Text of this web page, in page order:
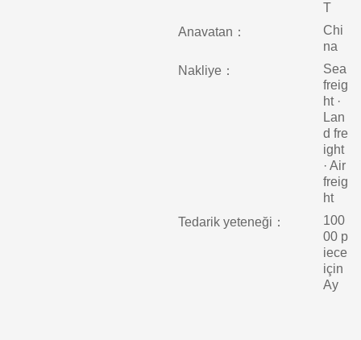
T
Anavatan：
Chi
na
Nakliye：
Sea
freig
ht ·
Lan
d fre
ight
· Air
freig
ht
Tedarik yeteneği：
100
00 p
iece
için
Ay